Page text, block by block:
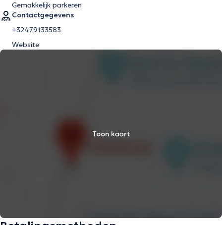
Gemakkelijk parkeren
Contactgegevens
+32479133583
Website
Toon kaart